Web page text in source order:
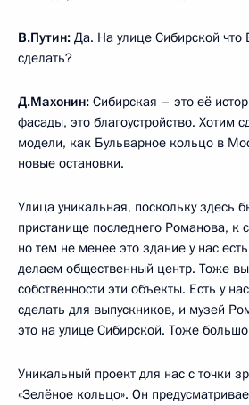
В.Путин: Да. На улице Сибирской что
сделать?
Д.Махонин: Сибирская – это её
фасады, это благоустройство. Хотим
модели, как Бульварное кольцо в
новые остановки.
Улица уникальная, поскольку здесь
пристанище последнего Романова, к
но тем не менее это здание у нас
делаем общественный центр. Тоже
собственности эти объекты. Есть у
сделать для выпускников, и музей
это на улице Сибирской. Тоже
Уникальный проект для нас с точки
«Зелёное кольцо». Он